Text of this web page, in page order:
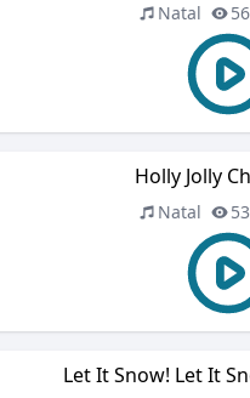
Natal
Holly Jolly
Natal
Let It Snow! Let It